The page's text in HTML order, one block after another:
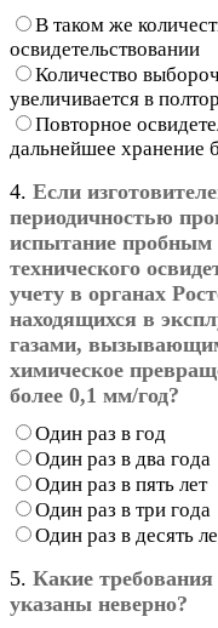
В таком же
освидетельствовании
Количество
увеличивается в
Повторное
дальнейшее хранение
4. Если
периодичностью
испытание пробным
технического
учету в органах
находящихся в
газами,
химическое
более 0,1 мм/год?
Один раз в год
Один раз в два года
Один раз в пять лет
Один раз в три года
Один раз в десять
5. Какие
указаны неверно?